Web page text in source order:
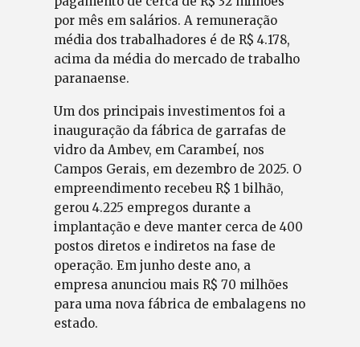
por mês em salários. A remuneração
média dos trabalhadores é de R$ 4.178,
acima da média do mercado de trabalho
paranaense.
Um dos principais investimentos foi a
inauguração da fábrica de garrafas de
vidro da Ambev, em Carambeí, nos
Campos Gerais, em dezembro de 2025. O
empreendimento recebeu R$ 1 bilhão,
gerou 4.225 empregos durante a
implantação e deve manter cerca de 400
postos diretos e indiretos na fase de
operação. Em junho deste ano, a
empresa anunciou mais R$ 70 milhões
para uma nova fábrica de embalagens no
estado.